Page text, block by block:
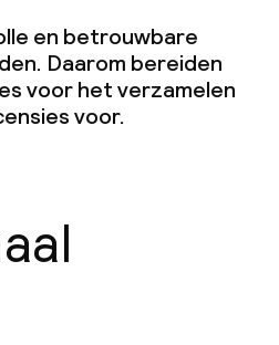
en betrouwbare
Daarom bereiden
voor het verzamelen
voor.